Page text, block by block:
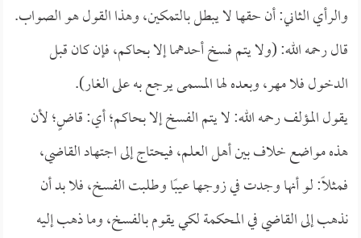
والرأي الثاني: أن حقها لا يبطل بالتمكين، وهذا القول هو الصواب.
قال رحمه الله: (ولا يتم فسخ أحدهما إلا بحاكم، فإن كان قبل
الدخول فلا مهر، وبعده لها المسمى يرجع به على الغار).
يقول المؤلف رحمه الله: لا يتم الفسخ إلا بحاكم؛ أي: قاضٍ؛ لأن
هذه مواضع خلاف بين أهل العلم، فيحتاج إلى اجتهاد القاضي،
فمثلًا: لو أنها وجدت في زوجها عيبًا وطلبت الفسخ، فلا بد أن
نذهب إلى القاضي في المحكمة لكي يقوم بالفسخ، وما ذهب إليه